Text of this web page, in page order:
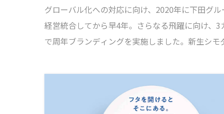
グローバル化への対応に向け、2020年に下田グ
経営統合してから早4年。さらなる飛躍に向け、3
で周年ブランディングを実施しました。新生シモ
つくり、こたえる。」。ミッション「挑む企業を
新をつくる。」、ビジョン「共創の種をまき、持
社会を育む。」を掲げ、100周年を契機に社名をシ